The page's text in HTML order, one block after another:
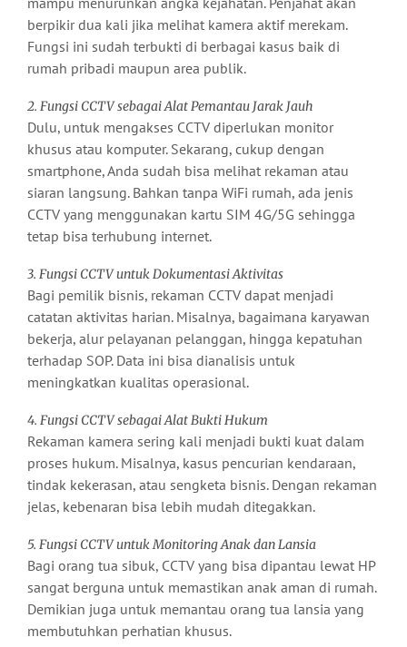
berpikir dua kali jika melihat kamera aktif merekam.
Fungsi ini sudah terbukti di berbagai kasus baik di
rumah pribadi maupun area publik.
2. Fungsi CCTV sebagai Alat Pemantau Jarak Jauh
Dulu, untuk mengakses CCTV diperlukan monitor
khusus atau komputer. Sekarang, cukup dengan
smartphone, Anda sudah bisa melihat rekaman atau
siaran langsung. Bahkan tanpa WiFi rumah, ada jenis
CCTV yang menggunakan kartu SIM 4G/5G sehingga
tetap bisa terhubung internet.
3. Fungsi CCTV untuk Dokumentasi Aktivitas
Bagi pemilik bisnis, rekaman CCTV dapat menjadi
catatan aktivitas harian. Misalnya, bagaimana karyawan
bekerja, alur pelayanan pelanggan, hingga kepatuhan
terhadap SOP. Data ini bisa dianalisis untuk
meningkatkan kualitas operasional.
4. Fungsi CCTV sebagai Alat Bukti Hukum
Rekaman kamera sering kali menjadi bukti kuat dalam
proses hukum. Misalnya, kasus pencurian kendaraan,
tindak kekerasan, atau sengketa bisnis. Dengan rekaman
jelas, kebenaran bisa lebih mudah ditegakkan.
5. Fungsi CCTV untuk Monitoring Anak dan Lansia
Bagi orang tua sibuk, CCTV yang bisa dipantau lewat HP
sangat berguna untuk memastikan anak aman di rumah.
Demikian juga untuk memantau orang tua lansia yang
membutuhkan perhatian khusus.